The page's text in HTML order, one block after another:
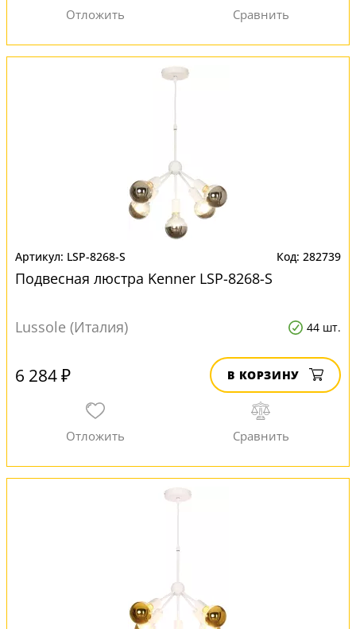
LSP-8268-S 282739
Подвесная люстра Kenner LSP-8268-S
Lussole (Италия) 44 шт.
6 284 ₽ В КОРЗИНУ